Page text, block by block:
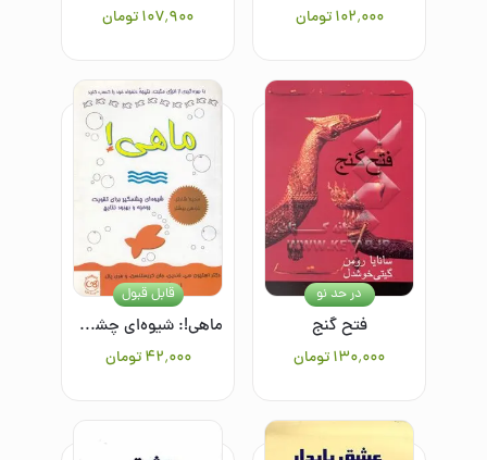
۱۰۲٬۰۰۰ تومان ۱۰۷٬۹۰۰تومان
فتح گنج
۱۳۰٬۰۰۰تومان
در حد نو
ماهی!: شیوه‌ای چشمگیر برای تقویت روحیه و بهبود نتایج
۴۲٬۰۰۰ تومان
قابل قبول